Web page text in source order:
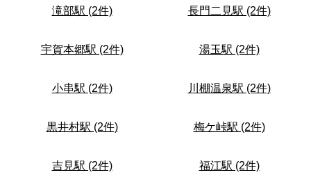
滝部駅 (2件) 長門二見駅 (2件)
宇賀本郷駅 (2件) 湯玉駅 (2件)
小串駅 (2件) 川棚温泉駅 (2件)
黒井村駅 (2件) 梅ケ峠駅 (2件)
吉見駅 (2件) 福江駅 (2件)